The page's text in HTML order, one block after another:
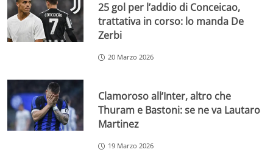
25 gol per l’addio di Conceicao,
trattativa in corso: lo manda De
Zerbi
20 Marzo 2026
Clamoroso all’Inter, altro che
Thuram e Bastoni: se ne va Lautaro
Martinez
19 Marzo 2026